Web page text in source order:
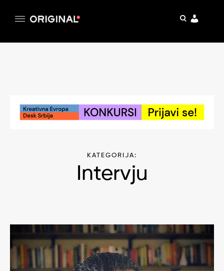
pretraga
KATEGORIJA:
Intervju